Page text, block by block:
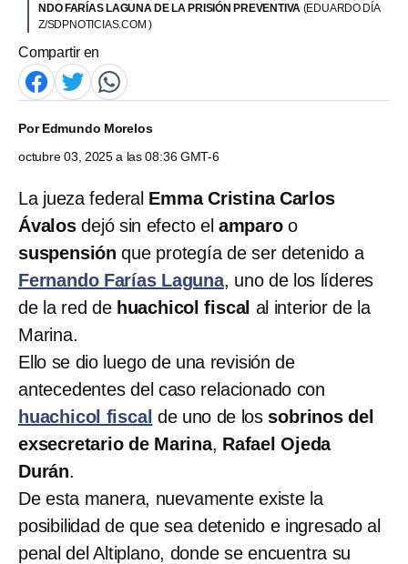
NDO FARÍAS LAGUNA DE LA PRISIÓN PREVENTIVA (EDUARDO DÍA
Z/SDPNOTICIAS.COM )
Compartir en
PorEdmundo Morelos
octubre 03, 2025 a las 08:36 GMT-6
La jueza federal Emma Cristina Carlos
Ávalosdejó sin efecto el amparoo
suspensiónque protegía de ser detenido a
Fernando Farías Laguna, uno de los líderes
de la red de huachicol fiscal al interior de la
Marina.
Ello se dio luego de una revisión de
antecedentes del caso relacionado con
huachicol fiscal de uno de los sobrinos del
exsecretario de Marina, Rafael Ojeda
Durán.
De esta manera, nuevamente existe la
posibilidad de que sea detenido e ingresado al
penal del Altiplano, donde se encuentra su